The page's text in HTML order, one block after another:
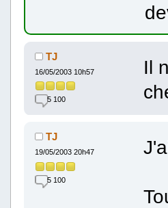
TJ
16/05/2003 10h57
5 100
Il
TJ
19/05/2003 20h47
5 100